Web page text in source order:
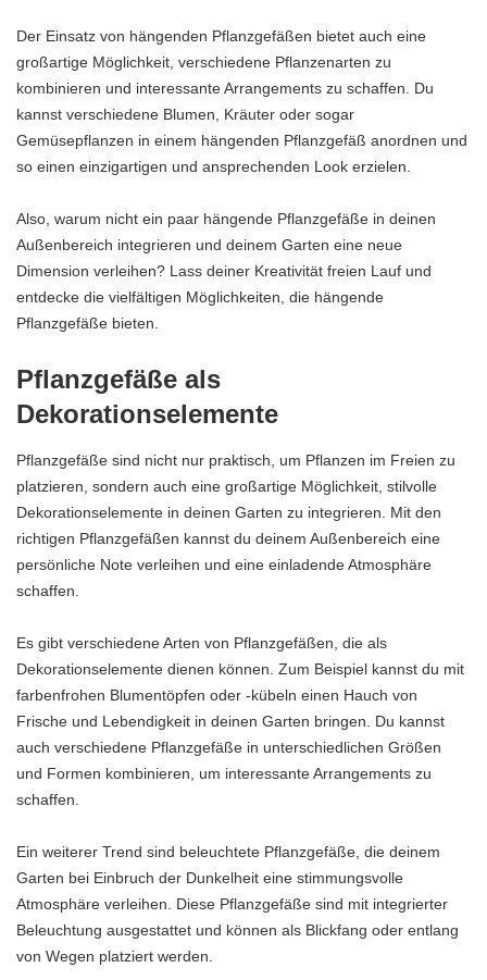
Der Einsatz von hängenden Pflanzgefäßen bietet auch eine
großartige Möglichkeit, verschiedene Pflanzenarten zu
kombinieren und interessante Arrangements zu schaffen. Du
kannst verschiedene Blumen, Kräuter oder sogar
Gemüsepflanzen in einem hängenden Pflanzgefäß anordnen und
so einen einzigartigen und ansprechenden Look erzielen.
Also, warum nicht ein paar hängende Pflanzgefäße in deinen
Außenbereich integrieren und deinem Garten eine neue
Dimension verleihen? Lass deiner Kreativität freien Lauf und
entdecke die vielfältigen Möglichkeiten, die hängende
Pflanzgefäße bieten.
Pflanzgefäße als
Dekorationselemente
Pflanzgefäße sind nicht nur praktisch, um Pflanzen im Freien zu
platzieren, sondern auch eine großartige Möglichkeit, stilvolle
Dekorationselemente in deinen Garten zu integrieren. Mit den
richtigen Pflanzgefäßen kannst du deinem Außenbereich eine
persönliche Note verleihen und eine einladende Atmosphäre
schaffen.
Es gibt verschiedene Arten von Pflanzgefäßen, die als
Dekorationselemente dienen können. Zum Beispiel kannst du mit
farbenfrohen Blumentöpfen oder -kübeln einen Hauch von
Frische und Lebendigkeit in deinen Garten bringen. Du kannst
auch verschiedene Pflanzgefäße in unterschiedlichen Größen
und Formen kombinieren, um interessante Arrangements zu
schaffen.
Ein weiterer Trend sind beleuchtete Pflanzgefäße, die deinem
Garten bei Einbruch der Dunkelheit eine stimmungsvolle
Atmosphäre verleihen. Diese Pflanzgefäße sind mit integrierter
Beleuchtung ausgestattet und können als Blickfang oder entlang
von Wegen platziert werden.